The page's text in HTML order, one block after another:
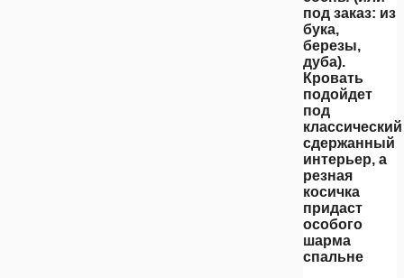
под заказ: из
бука,
березы,
дуба).
Кровать
подойдет
под
классический
сдержанный
интерьер, а
резная
косичка
придаст
особого
шарма
спальне